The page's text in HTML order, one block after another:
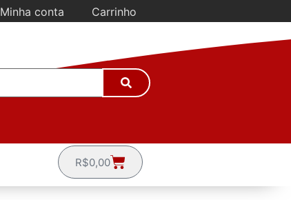
Minha conta Carrinho
R$0,00